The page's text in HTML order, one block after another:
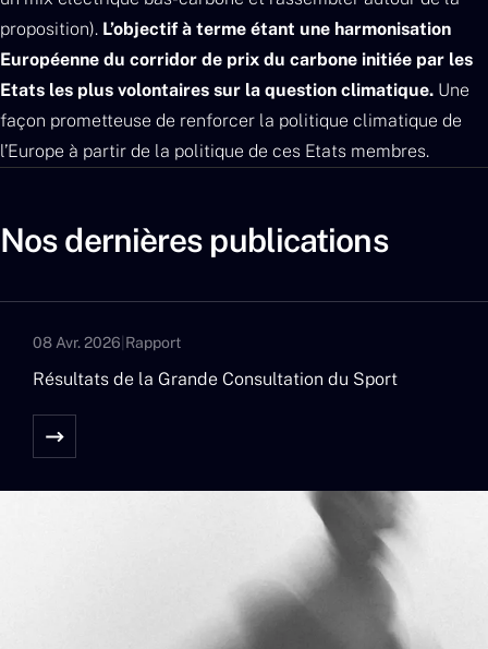
proposition). L’objectif à terme étant une harmonisation
Européenne du corridor de prix du carbone initiée par les
Etats les plus volontaires sur la question climatique. Une
façon prometteuse de renforcer la politique climatique de
l’Europe à partir de la politique de ces Etats membres.
Nos dernières publications
08 Avr. 2026 Rapport
Résultats de la Grande Consultation du Sport